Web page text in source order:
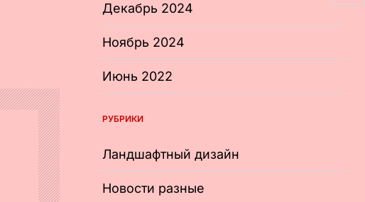
Декабрь 2024
Ноябрь 2024
Июнь 2022
РУБРИКИ
Ландшафтный дизайн
Новости разные